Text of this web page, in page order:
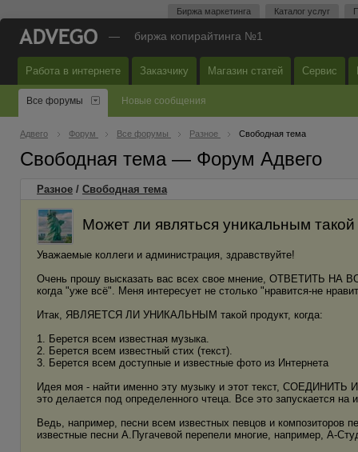
Биржа маркетинга Каталог услуг
— биржа копирайтинга №1
Работа в интернете Заказчику Магазин статей Сервис
Все форумы Новые сообщения
Адвего Форум Все форумы Разное Свободная тема
Свободная тема — Форум Адвего
Разное / Свободная тема
Может ли являться уникальным такой
Уважаемые коллеги и администрация, здравствуйте!
Очень прошу высказать вас всех свое мнение, ОТВЕТИТЬ НА
когда "уже всё". Меня интересует не столько "нравится-не
Итак, ЯВЛЯЕТСЯ ЛИ УНИКАЛЬНЫМ такой продукт, когда:
1. Берется всем известная музыка.
2. Берется всем известный стих (текст).
3. Берется всем доступные и известные фото из Интернета
Идея моя - найти именно эту музыку и этот текст,
это делается под определенного чтеца. Все это запускается
Ведь, например, песни всем известных певцов и
известные песни А.Пугачевой перепели многие, например, А-